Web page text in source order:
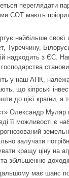
переглядати
СОТ мають
найбільше своєї
Туреччину,
надходить з ЄС.
господарства
у наш АПК,
що кіпрські
до цієї країни,
Олександр Муляр
її можливості є
залучати
кращу ціну на
збільшенню
має шанс